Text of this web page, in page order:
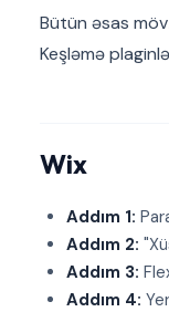
Bütün əsas
Keşləmə
Wix
Addım 1:
Addım 2:
Addım 3:
Addım 4: